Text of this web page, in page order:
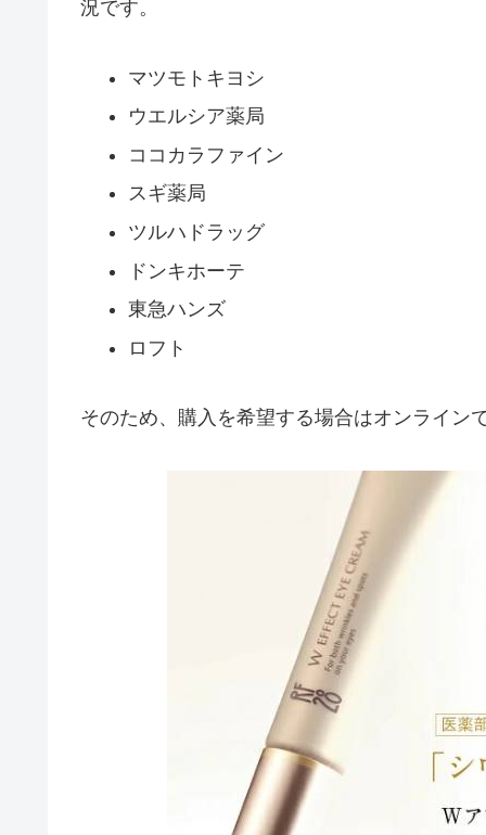
況です。
マツモトキヨシ
ウエルシア薬局
ココカラファイン
スギ薬局
ツルハドラッグ
ドンキホーテ
東急ハンズ
ロフト
そのため、購入を希望する場合はオンライン